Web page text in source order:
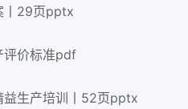
丨29页pptx
评价标准pdf
益生产培训丨52页pptx